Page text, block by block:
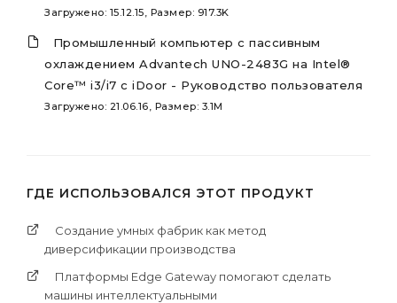
Загружено: 15.12.15, Размер: 917.3K
Промышленный компьютер с пассивным
охлаждением Advantech UNO-2483G на Intel®
Core™ i3/i7 с iDoor - Руководство пользователя
Загружено: 21.06.16, Размер: 3.1M
ГДЕ ИСПОЛЬЗОВАЛСЯ ЭТОТ ПРОДУКТ
Cоздание умных фабрик как метод
диверсификации производства
Платформы Edge Gateway помогают сделать
машины интеллектуальными